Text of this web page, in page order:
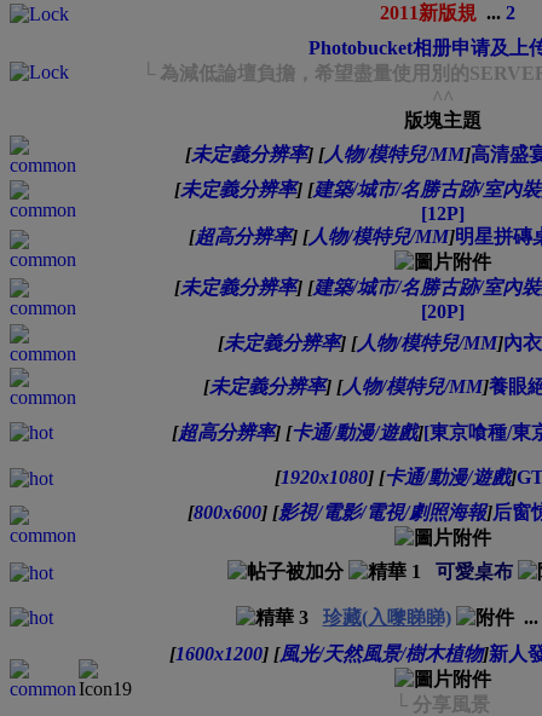
2011新版規 ... 2
Photobucket相册申请及上
└ 為減低論壇負擔，希望盡量使用別的
^^
版塊主題
[未定義分辨率] [人物/模特兒/MM]高清盛
[未定義分辨率] [建築/城市/名勝古跡/室內
[12P]
[超高分辨率] [人物/模特兒/MM]明星拼磚
[未定義分辨率] [建築/城市/名勝古跡/室內
[20P]
[未定義分辨率] [人物/模特兒/MM]內
[未定義分辨率] [人物/模特兒/MM]養眼
[超高分辨率] [卡通/動漫/遊戲][東京喰種/東
[1920x1080] [卡通/動漫/遊戲]
[800x600] [影視/電影/電視/劇照海報]后窗
可愛桌布
珍藏(入嚟睇睇)
...
[1600x1200] [風光/天然風景/樹木植物]新人
└ 分享風景